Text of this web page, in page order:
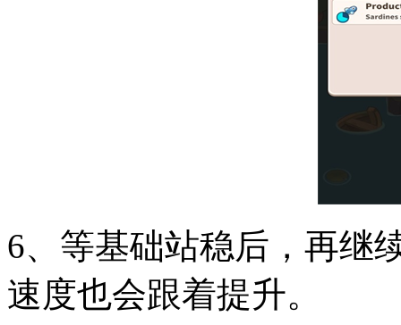
6、等基础站稳后，再继
速度也会跟着提升。